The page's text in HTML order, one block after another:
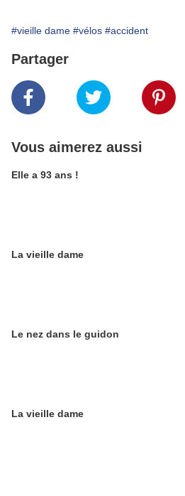
#vieille dame #vélos #accident
Partager
Vous aimerez aussi
Elle a 93 ans !
La vieille dame
Le nez dans le guidon
La vieille dame